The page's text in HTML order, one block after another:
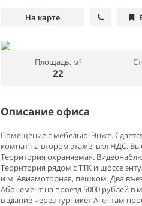
На карте
Площадь, м²
22
Описание офиса
Помещение с мебелью. Энже.
комнат на втором этаже, вкл НДС.
Территория охраняемая.
Территория рядом с ТТК и шоссе
и м. Авиамоторная, пешком. Два
Абонемент на проезд 5000 рублей в
в здание через турникет Агентам